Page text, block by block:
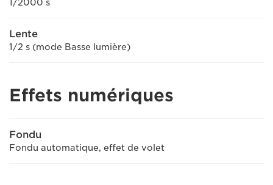
1/2000 s
Lente
1/2 s (mode Basse lumière)
Effets numériques
Fondu
Fondu automatique, effet de volet